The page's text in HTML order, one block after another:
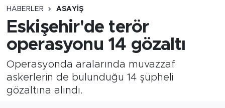
HABERLER ASAYIŞ
Eskişehir'de terör
operasyonu 14 gözaltı
Operasyonda aralarında muvazzaf
askerlerin de bulunduğu 14 şüpheli
gözaltına alındı.
Siyaset
Spor
Sağlık
Trafik Durumu
Süper Lig Puan Durumu ve Fikstür
Tüm Manşetler